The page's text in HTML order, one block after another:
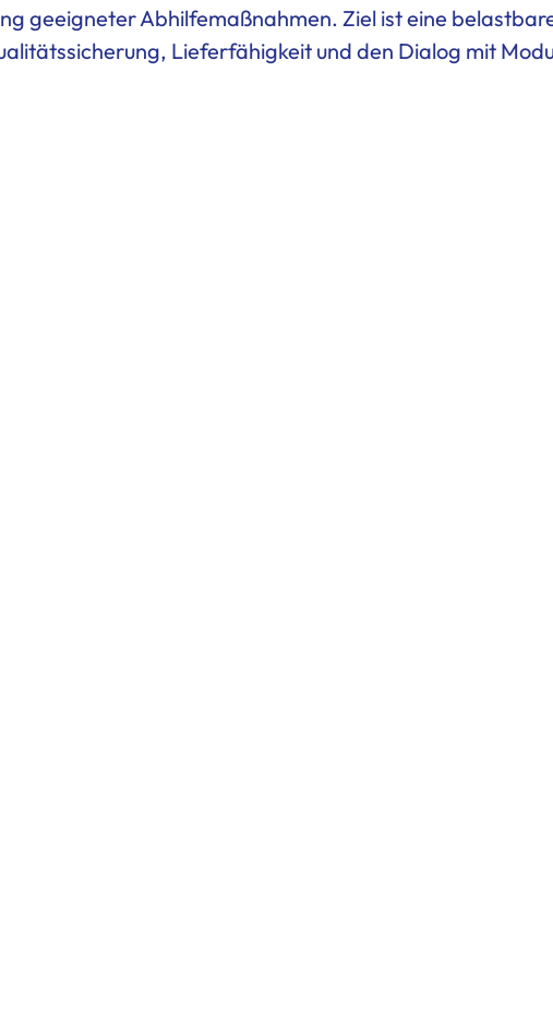
geeigneter Abhilfemaßnahmen. Ziel ist eine
Lieferfähigkeit und den Dialog mit